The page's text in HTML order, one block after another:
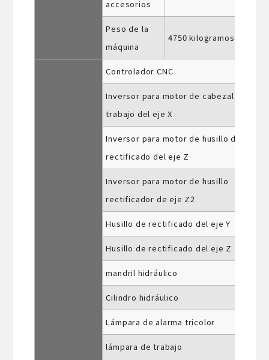
accesorios
Peso de la
máquina
4750 kilogramos
Controlador CNC
Inversor para motor de cabezal de
trabajo del eje X
Inversor para motor de husillo de
rectificado del eje Z
Inversor para motor de husillo
rectificador de eje Z2
Husillo de rectificado del eje Y
Husillo de rectificado del eje Z
mandril hidráulico
Cilindro hidráulico
Lámpara de alarma tricolor
lámpara de trabajo